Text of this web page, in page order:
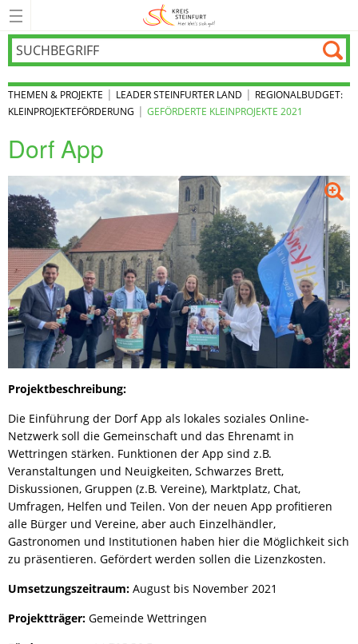
THEMEN & PROJEKTE | LEADER STEINFURTER LAND | REGIONALBUDGET:
KLEINPROJEKTEFÖRDERUNG | GEFÖRDERTE KLEINPROJEKTE 2021
Dorf App
Projektbeschreibung:
Die Einführung der Dorf App als lokales soziales Online-
Netzwerk soll die Gemeinschaft und das Ehrenamt in
Wettringen stärken. Funktionen der App sind z.B.
Veranstaltungen und Neuigkeiten, Schwarzes Brett,
Diskussionen, Gruppen (z.B. Vereine), Marktplatz, Chat,
Umfragen, Helfen und Teilen. Von der neuen App profitieren
alle Bürger und Vereine, aber auch Einzelhändler,
Gastronomen und Institutionen haben hier die Möglichkeit sich
zu präsentieren. Gefördert werden sollen die Lizenzkosten.
Umsetzungszeitraum: August bis November 2021
Projektträger: Gemeinde Wettringen